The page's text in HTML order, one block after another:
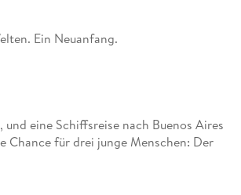
Ein Neuanfang.
und eine Schiffsreise nach Buenos Aires
Chance für drei junge Menschen: Der